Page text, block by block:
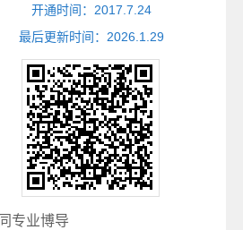
开通时间： 2017 7 24
最后更新时间： 2026 1 29
同专业博导